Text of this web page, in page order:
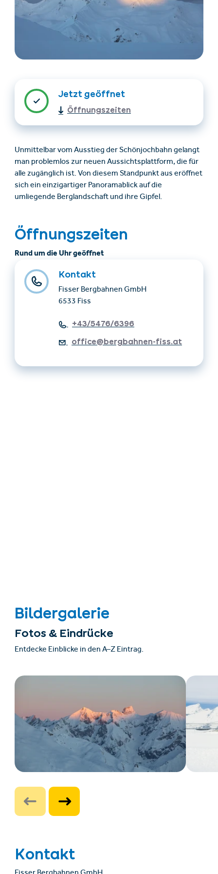
Unterkünfte finden
Deutsch
+43/5476/6239
info@serfaus-fiss-ladis.at
Jetzt geöffnet
Öffnungszeiten
Unmittelbar vom Ausstieg der Schönjochbahn gelangt
man problemlos zur neuen Aussichtsplattform, die für
alle zugänglich ist. Von diesem Standpunkt aus eröffnet
sich ein einzigartiger Panoramablick auf die
umliegende Berglandschaft und ihre Gipfel.
Öffnungszeiten
Rund um die Uhr geöffnet
Kontakt
Fisser Bergbahnen GmbH
6533 Fiss
+43/5476/6396
office@bergbahnen-fiss.at
Bildergalerie
Fotos & Eindrücke
Entdecke Einblicke in den A–Z Eintrag.
Kontakt